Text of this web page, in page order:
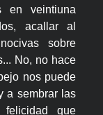
en veintiuna
acallar al
sobre
No, no hace
nos puede
a sembrar las
que